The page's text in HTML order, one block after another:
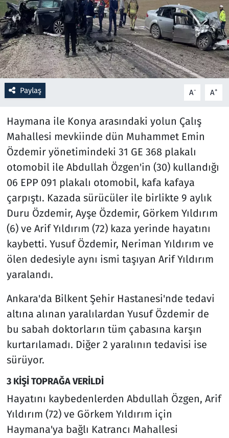
Paylaş A- A+
Haymana ile Konya arasındaki yolun Çalış
Mahallesi mevkiinde dün Muhammet Emin
Özdemir yönetimindeki 31 GE 368 plakalı
otomobil ile Abdullah Özgen'in (30) kullandığı
06 EPP 091 plakalı otomobil, kafa kafaya
çarpıştı. Kazada sürücüler ile birlikte 9 aylık
Duru Özdemir, Ayşe Özdemir, Görkem Yıldırım
(6) ve Arif Yıldırım (72) kaza yerinde hayatını
kaybetti. Yusuf Özdemir, Neriman Yıldırım ve
ölen dedesiyle aynı ismi taşıyan Arif Yıldırım
yaralandı.
Ankara'da Bilkent Şehir Hastanesi'nde tedavi
altına alınan yaralılardan Yusuf Özdemir de
bu sabah doktorların tüm çabasına karşın
kurtarılamadı. Diğer 2 yaralının tedavisi ise
sürüyor.
3 KİŞİ TOPRAĞA VERİLDİ
Hayatını kaybedenlerden Abdullah Özgen, Arif
Yıldırım (72) ve Görkem Yıldırım için
Haymana'ya bağlı Katrancı Mahallesi
Resmi İlanlar
Rüya Tabirleri
Sağlık
Savunma Sanayi
Seçim 2023
Spor
Teknoloji ve Bilim
Televizyon